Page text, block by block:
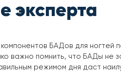
эксперта
БАДов для ногтей
важно помнить, что БАДы не
режимом дня даст